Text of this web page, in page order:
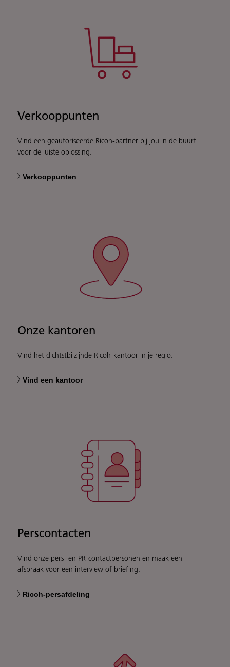
Verkooppunten
Vind een geautoriseerde Ricoh-partner bij jou in de buurt
voor de juiste oplossing.
Verkooppunten
Onze kantoren
Vind het dichtstbijzijnde Ricoh-kantoor in je regio.
Vind een kantoor
Perscontacten
Vind onze pers- en PR-contactpersonen en maak een
afspraak voor een interview of briefing.
Ricoh-persafdeling